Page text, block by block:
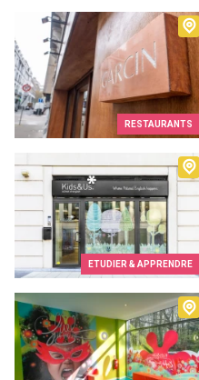
RESTAURANTS
Comptoir Garcin
ETUDIER & APPRENDRE
Kids&Us language school -
Kids&Us language school -